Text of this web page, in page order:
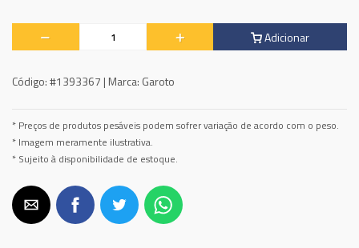
Adicionar
Código:#1393367 | Marca: Garoto
* Preços de produtos pesáveis podem sofrer variação de acordo com o peso.
* Imagem meramente ilustrativa.
* Sujeito à disponibilidade de estoque.